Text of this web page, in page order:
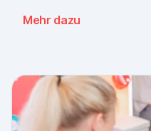
einfacher, validierter
gemeinsame Standzeit.
Mehr dazu